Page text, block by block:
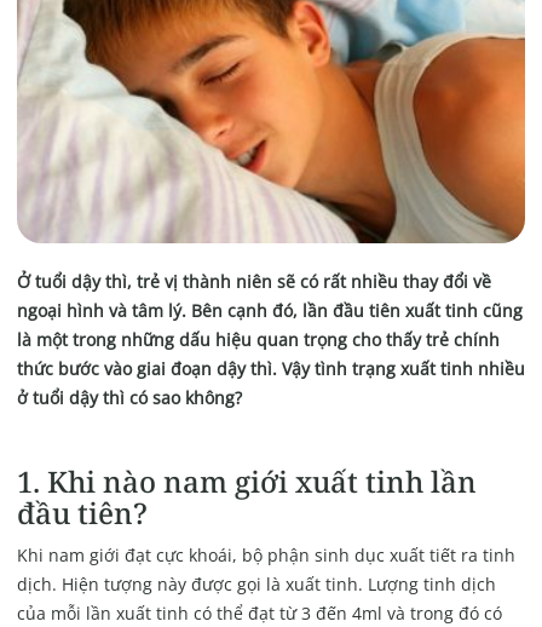
Ở tuổi dậy thì, trẻ vị thành niên sẽ có rất nhiều thay đổi về
ngoại hình và tâm lý. Bên cạnh đó, lần đầu tiên xuất tinh cũng
là một trong những dấu hiệu quan trọng cho thấy trẻ chính
thức bước vào giai đoạn dậy thì. Vậy tình trạng xuất tinh nhiều
ở tuổi dậy thì có sao không?
1. Khi nào nam giới xuất tinh lần
đầu tiên?
Khi nam giới đạt cực khoái, bộ phận sinh dục xuất tiết ra tinh
dịch. Hiện tượng này được gọi là xuất tinh. Lượng tinh dịch
của mỗi lần xuất tinh có thể đạt từ 3 đến 4ml và trong đó có